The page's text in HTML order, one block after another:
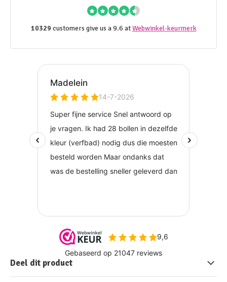
10329 customers give us a 9.6 atWebwinkel-keurmerk
Deel dit product